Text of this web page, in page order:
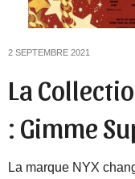
2 SEPTEMBRE 2021
La
: Gimme
La marque NYX